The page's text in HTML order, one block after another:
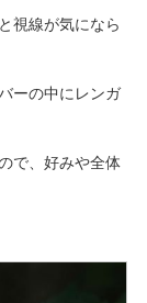
視線が気になら
ーの中にレンガ
で、好みや全体